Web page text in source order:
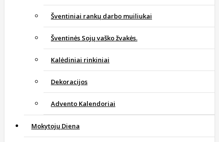
Šventiniai rankų darbo muiliukai
Šventinės Sojų vaško žvakės.
Kalėdiniai rinkiniai
Dekoracijos
Advento Kalendoriai
Mokytojų Diena